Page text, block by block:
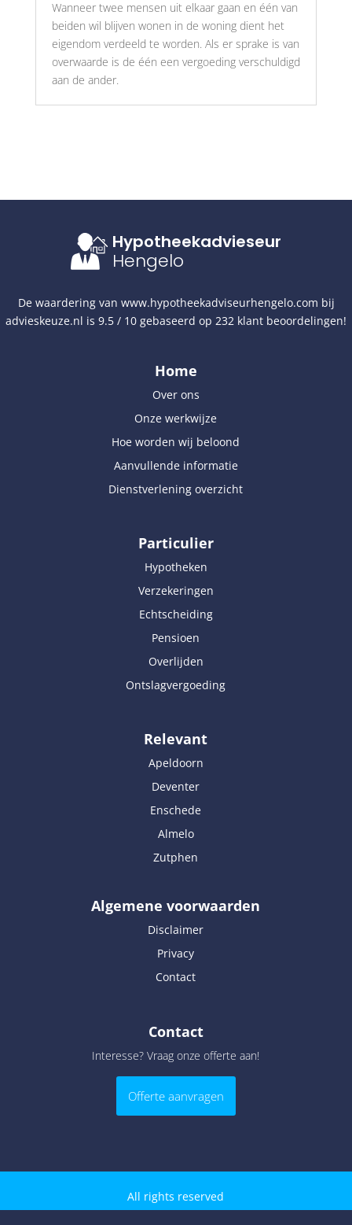
Wanneer twee mensen uit elkaar gaan en één van
beiden wil blijven wonen in de woning dient het
eigendom verdeeld te worden. Als er sprake is van
overwaarde is de één een vergoeding verschuldigd
aan de ander.
Hypotheekadvieseur
Hengelo
De waardering van www.hypotheekadviseurhengelo.com bij
advieskeuze.nl is 9.5 / 10 gebaseerd op 232 klant beoordelingen!
Home
Over ons
Onze werkwijze
Hoe worden wij beloond
Aanvullende informatie
Dienstverlening overzicht
Particulier
Hypotheken
Verzekeringen
Echtscheiding
Pensioen
Overlijden
Ontslagvergoeding
Relevant
Apeldoorn
Deventer
Enschede
Almelo
Zutphen
Algemene voorwaarden
Disclaimer
Privacy
Contact
Contact
Interesse? Vraag onze offerte aan!
Offerte aanvragen
All rights reserved